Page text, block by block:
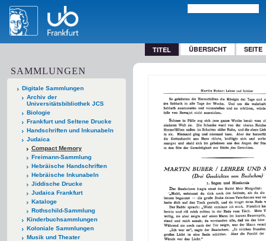
TITEL ÜBERSICHT SEITE
SAMMLUNGEN
Digitale Sammlungen
Archiv der
Universitätsbibliothek JCS
Biologie
Frankfurt und Seltene Drucke
Handschriften und Inkunabeln
Judaica
Compact Memory
Freimann-Sammlung
Hebräische Handschriften
Hebräische Inkunabeln
Jiddische Drucke
Judaica Frankfurt
Kataloge
Rothschild-Sammlung
Kinderbuchsammlungen
Koloniale Sammlungen
Musik und Theater